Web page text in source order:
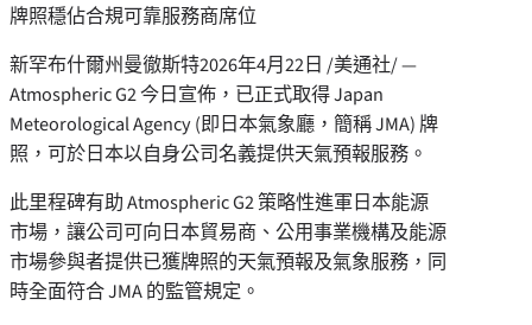
牌照穩佔合規可靠服務商席位
新罕布什爾州曼徹斯特2026年4月22日 /美通社/ —
Atmospheric G2 今日宣佈，已正式取得 Japan
Meteorological Agency (即日本氣象廳，簡稱 JMA) 牌
照，可於日本以自身公司名義提供天氣預報服務。
此里程碑有助 Atmospheric G2 策略性進軍日本能源
市場，讓公司可向日本貿易商、公用事業機構及能源
市場參與者提供已獲牌照的天氣預報及氣象服務，同
時全面符合 JMA 的監管規定。